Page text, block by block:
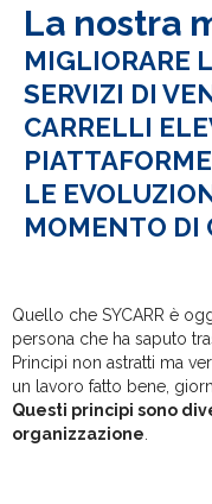
La nostra
MIGLIORARE
SERVIZI DI
CARRELLI
LE
MOMENTO DI
Quello che SYCARR è
persona che ha saputo
Principi non astratti ma
un lavoro fatto bene,
Questi principi sono
organizzazione